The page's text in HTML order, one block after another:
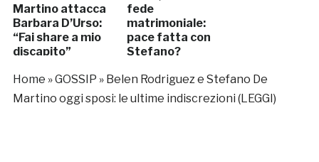
Martino attacca
Barbara D’Urso:
“Fai share a mio
discapito”
fede
matrimoniale:
pace fatta con
Stefano?
Home »GOSSIP » Belen Rodriguez e Stefano De
Martino oggi sposi: le ultime indiscrezioni (LEGGI)